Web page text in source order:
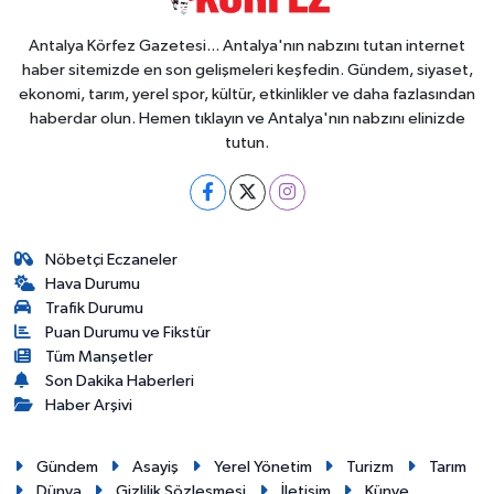
Antalya Körfez Gazetesi... Antalya'nın nabzını tutan internet
haber sitemizde en son gelişmeleri keşfedin. Gündem, siyaset,
ekonomi, tarım, yerel spor, kültür, etkinlikler ve daha fazlasından
haberdar olun. Hemen tıklayın ve Antalya'nın nabzını elinizde
tutun.
Nöbetçi Eczaneler
Hava Durumu
Trafik Durumu
Puan Durumu ve Fikstür
Tüm Manşetler
Son Dakika Haberleri
Haber Arşivi
Gündem Asayiş Yerel Yönetim Turizm
Tarım
Dünya
Gizlilik Sözleşmesi İletişim Künye
Eğitim
Sağlık
Çevre
Sivil Toplum
Bilim ve Teknoloji